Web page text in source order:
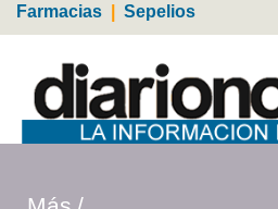
Farmacias Sepelios